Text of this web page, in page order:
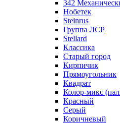
342
Нобетек
Steinrus
Группа ЛСР
Stellard
Классика
Старый город
Кирпичик
Прямоугольник
Квадрат
Колор-микс
Красный
Серый
Коричневый